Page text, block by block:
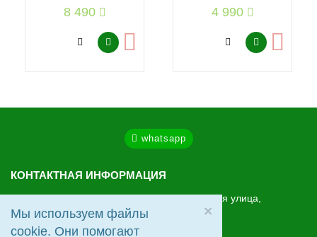
8 490 4 990
whatsapp
КОНТАКТНАЯ ИНФОРМАЦИЯ
МО, Ленинский г.о., Видное, Старо-Нагорная улица,
20
+7 (495) 2-666-712
×
Мы используем файлы
cookie. Они помогают